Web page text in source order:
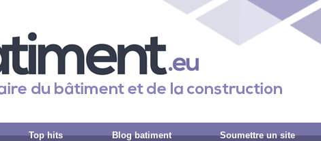
Top hits Blog batiment Soumettre un site